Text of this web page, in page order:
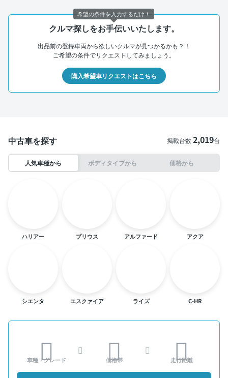
クルマ探しをお手伝いいたします。
出品前の登録車両から欲しいクルマが見つかるかも？！
ご希望の条件でリクエストしてみましょう。
購入希望車リクエストはこちら
中古車を探す 掲載台数2,019台
人気車種から ボディタイプから 価格から
ハリアー プリウス アルファード アクア
シエンタ エスクァイア ライズ C-HR
車種・グレード 価格帯 走行距離
希望の条件を入力するだけ！